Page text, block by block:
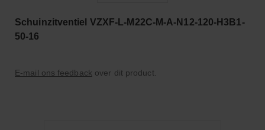
Gewicht
1.287
Schuinzitventiel VZXF-L-M22C-M-A-N12-120-H3B1-
50-16
E-mail ons feedback over dit product.